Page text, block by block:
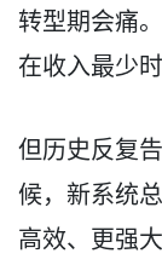
转型期会痛
在收入最少
但历史反复
候，新系统
高效、更强